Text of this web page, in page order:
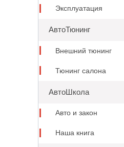
Эксплуатация
АвтоТюнинг
Внешний тюнинг
Тюнинг салона
АвтоШкола
Авто и закон
Наша книга